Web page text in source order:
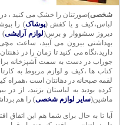
شخصی)صورتتان را خشک می کنید ، در
لباس،کیف و یا کفش (پوشاک) را
دیروز سشووار و برس(لوازم آرایشی)
بهداشتی بیرون می آیید، ساعت مچی (
کتاب ها ،کیف و لوازم مربوط به
ماشین(سایر لوازم شخصی) را هم
آیا تا به حال برای شما هم این اتفاق
دارید،یادتان می افتد که چند بار قرار
فراموش کرده اید و یا با خود این
شد،مسیرش طولانی است،حالا عجله
خودتان عصبانی هستید ، از خیر آن
حتما تهیه میکنم.اما تقریبا تمامی آدم